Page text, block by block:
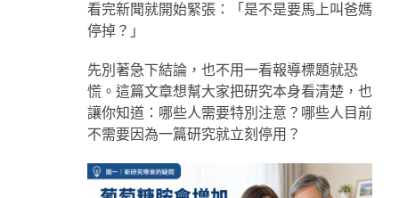
看完新聞就開始緊張：「是不是要馬上叫爸媽
停掉？」
先別著急下結論，也不用一看報導標題就恐
慌。這篇文章想幫大家把研究本身看清楚，也
讓你知道：哪些人需要特別注意？哪些人目前
不需要因為一篇研究就立刻停用？